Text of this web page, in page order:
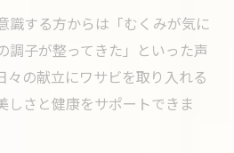
識する方からは「むくみが気に
調子が整ってきた」といった声
々の献立にワサビを取り入れる
しさと健康をサポートできま